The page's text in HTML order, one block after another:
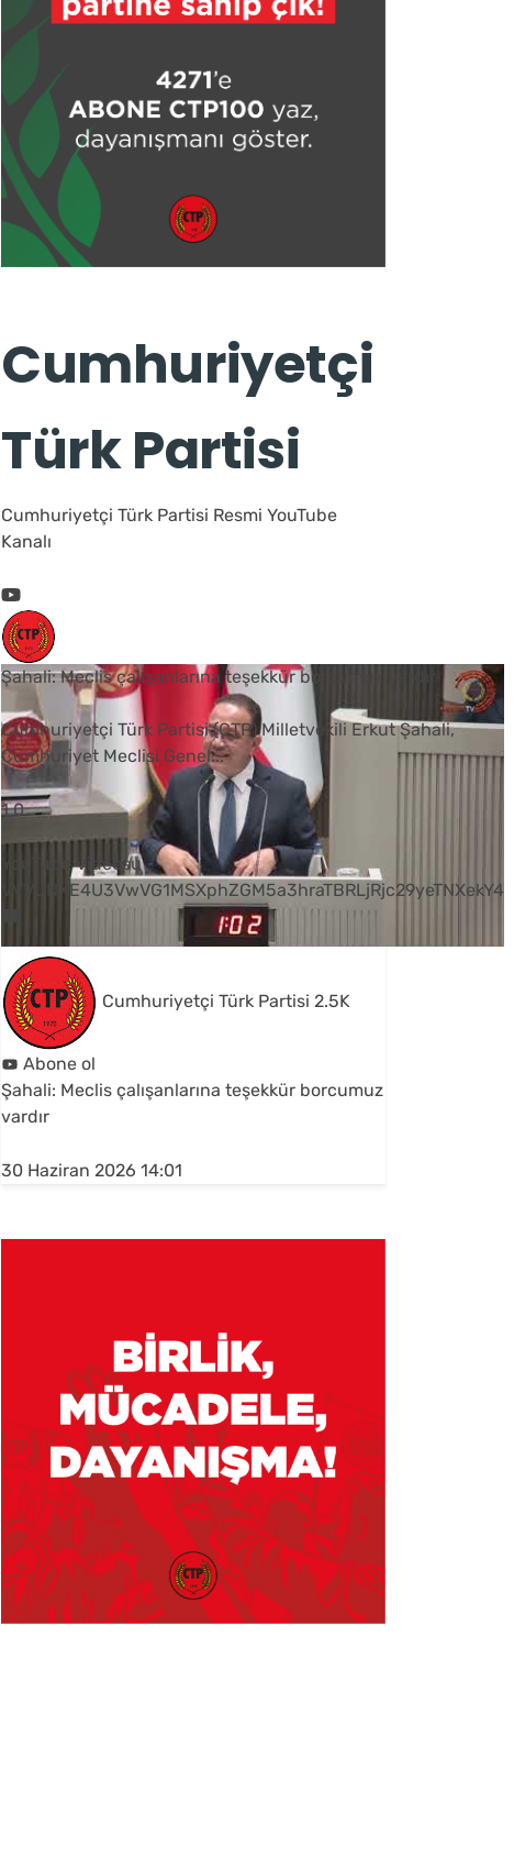
Cumhuriyetçi
Türk Partisi
Cumhuriyetçi Türk Partisi Resmi YouTube
Kanalı
Şahali: Meclis çalışanlarına teşekkür borcumuz vardır
Cumhuriyetçi Türk Partisi (CTP) Milletvekili Erkut Şahali,
Cumhuriyet Meclisi Genel...
1 0
YouTube Videosu
VVVUNXE4U3VwVG1MSXphZGM5a3hraTBRLjRjc29yeTNXekY4
Cumhuriyetçi Türk Partisi 2.5K
Abone ol
Şahali: Meclis çalışanlarına teşekkür borcumuz
vardır
30 Haziran 2026 14:01